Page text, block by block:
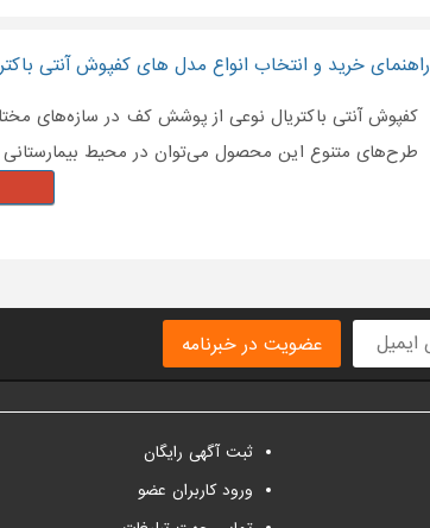
راهنمای خرید و انتخاب انواع مدل های کفپوش آنتی
کفپوش آنتی باکتریال نوعی از پوشش کف در سازه‌های
طرح‌های متنوع این محصول می‌توان در محیط بیمارستانی
عضویت در خبرنامه
ثبت آگهی رایگان
ورود کاربران عضو